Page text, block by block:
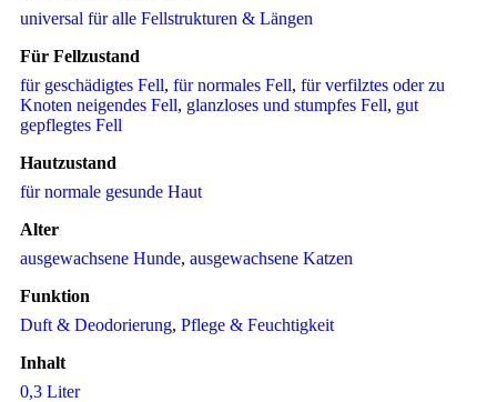
universal für alle Fellstrukturen & Längen
Für Fellzustand
für geschädigtes Fell, für normales Fell, für verfilztes oder zu
Knoten neigendes Fell, glanzloses und stumpfes Fell, gut
gepflegtes Fell
Hautzustand
für normale gesunde Haut
Alter
ausgewachsene Hunde, ausgewachsene Katzen
Funktion
Duft & Deodorierung, Pflege & Feuchtigkeit
Inhalt
0,3 Liter